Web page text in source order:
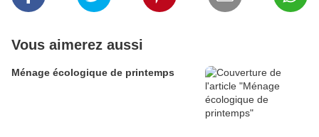
Vous aimerez aussi
Ménage écologique de printemps